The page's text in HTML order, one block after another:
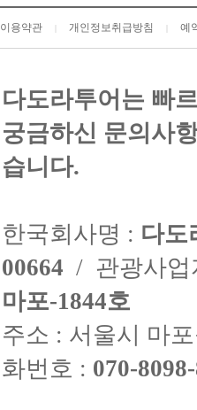
이용약관 개인정보취급방침 예
다도라투어는 빠
궁금하신 문의사
습니다.
한국회사명 : 다도
00664 / 관광사
마포-1844호
주소 : 서울시 마
화번호 : 070-